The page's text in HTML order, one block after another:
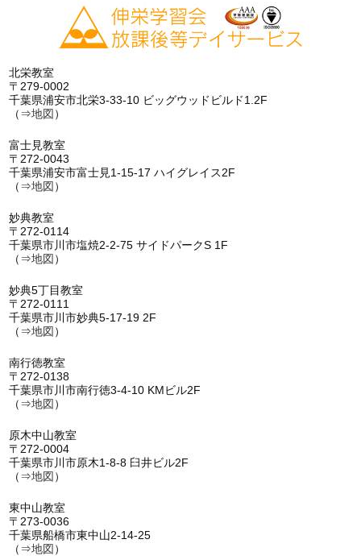
北栄教室
〒279-0002
千葉県浦安市北栄3-33-10 ビッグウッドビルド1.2F
（⇒地図 ）
富士見教室
〒272-0043
千葉県浦安市富士見1-15-17 ハイグレイス2F
（⇒地図 ）
妙典教室
〒272-0114
千葉県市川市塩焼2-2-75 サイドパークS 1F
（⇒地図 ）
妙典5丁目教室
〒272-0111
千葉県市川市妙典5-17-19 2F
（⇒地図 ）
南行徳教室
〒272-0138
千葉県市川市南行徳3-4-10 KMビル2F
（⇒地図 ）
原木中山教室
〒272-0004
千葉県市川市原木1-8-8 臼井ビル2F
（⇒地図 ）
東中山教室
〒273-0036
千葉県船橋市東中山2-14-25
（⇒地図 ）